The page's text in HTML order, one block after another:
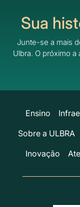
Sua
Junte-se a mais
Ulbra. O próximo a
Ensino
Sobre a ULBRA
Inovação